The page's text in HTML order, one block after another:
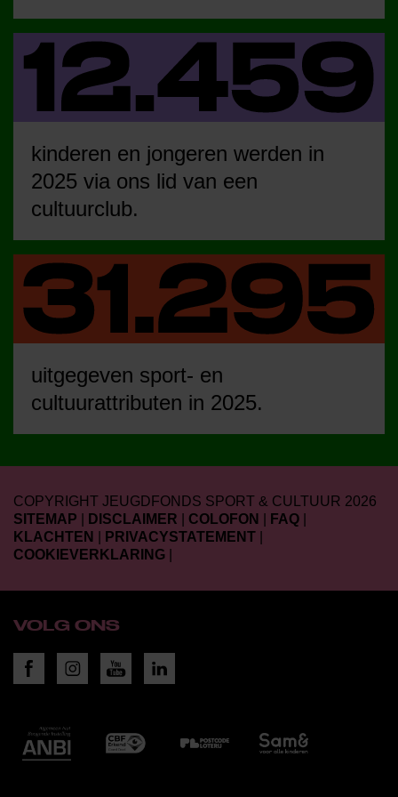
kinderen en jongeren werden in
2025 via ons lid van een
cultuurclub.
uitgegeven sport- en
cultuurattributen in 2025.
COPYRIGHT JEUGDFONDS SPORT & CULTUUR 2026
SITEMAP
DISCLAIMER COLOFON FAQ
KLACHTEN
PRIVACYSTATEMENT
COOKIEVERKLARING
VOLG ONS